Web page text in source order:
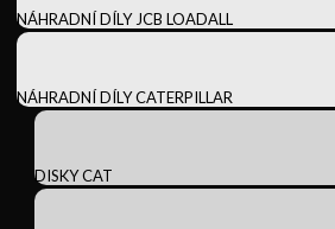
NÁHRADNÍ DÍLY JCB LOADALL
NÁHRADNÍ DÍLY CATERPILLAR
DISKY CAT